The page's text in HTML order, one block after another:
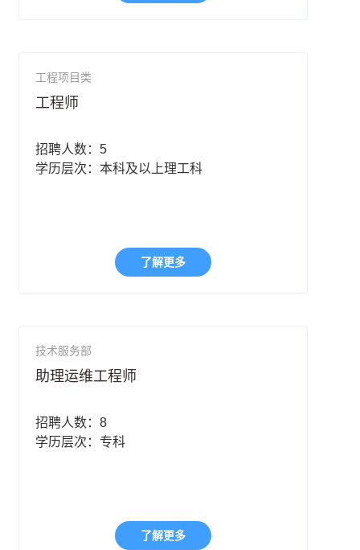
工程项目类
工程师
招聘人数：5
学历层次：本科及以上理工科
了解更多
技术服务部
助理运维工程师
招聘人数：8
学历层次：专科
了解更多